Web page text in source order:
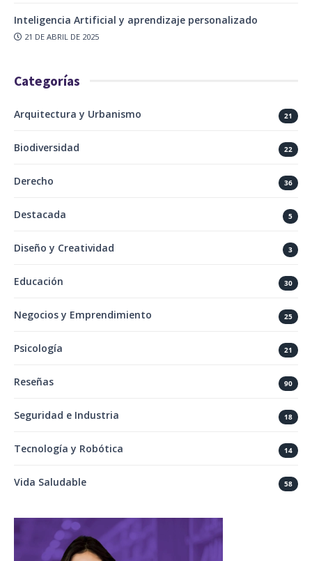
Inteligencia Artificial y aprendizaje personalizado
21 DE ABRIL DE 2025
Categorías
Arquitectura y Urbanismo 21
Biodiversidad 22
Derecho 36
Destacada 5
Diseño y Creatividad 3
Educación 30
Negocios y Emprendimiento 25
Psicología 21
Reseñas 90
Seguridad e Industria 18
Tecnología y Robótica 14
Vida Saludable 58